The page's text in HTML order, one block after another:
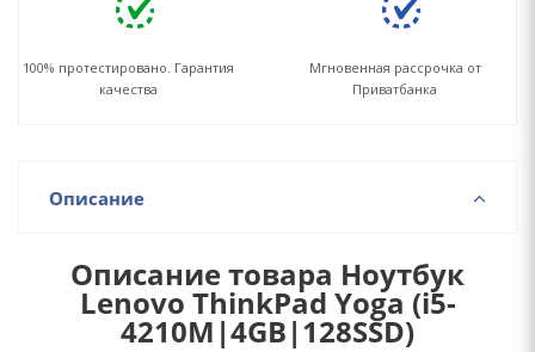
100% протестировано. Гарантия
качества
Мгновенная рассрочка от
Приватбанка
Описание
Описание товара Ноутбук
Lenovo ThinkPad Yoga (i5-
4210M|4GB|128SSD)